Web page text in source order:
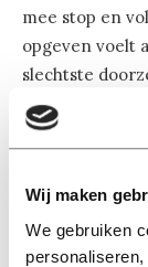
Wij maken
We gebruiken
mee stop en
opgeven voelt
slechtste
voor een
maken; bij
nieuwe scriptie
The easy way,